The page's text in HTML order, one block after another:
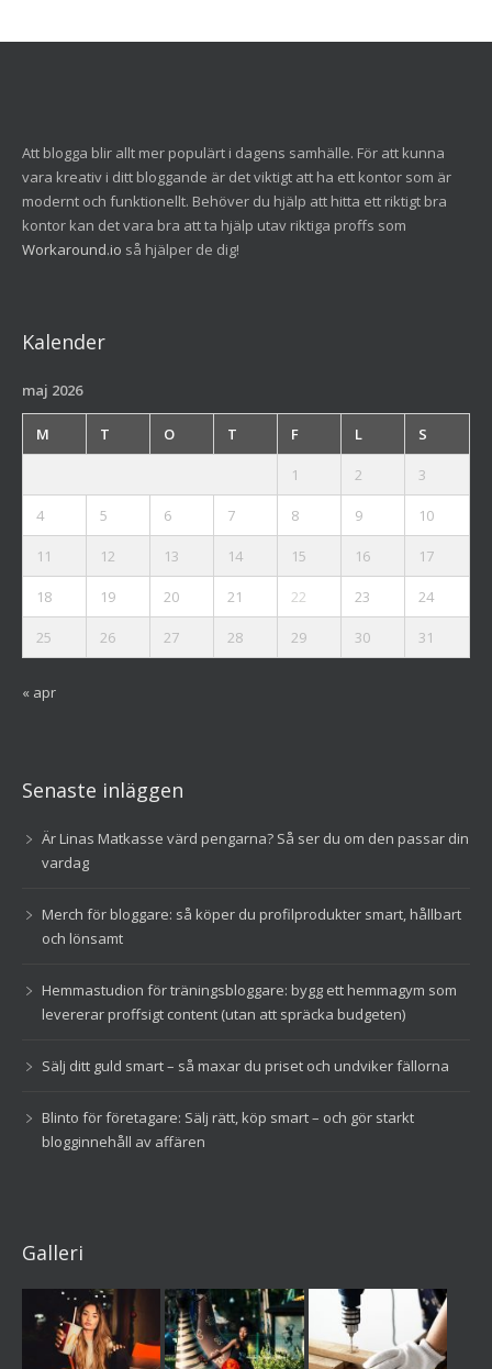
Att blogga blir allt mer populärt i dagens samhälle. För att kunna
vara kreativ i ditt bloggande är det viktigt att ha ett kontor som är
modernt och funktionellt. Behöver du hjälp att hitta ett riktigt bra
kontor kan det vara bra att ta hjälp utav riktiga proffs som
Workaround.io så hjälper de dig!
Kalender
maj 2026
M T O T F L S
1 2 3
4 5 6 7 8 9 10
11 12 13 14 15 16 17
18 19 20 21 22 23 24
25 26 27 28 29 30 31
« apr
Senaste inläggen
Är Linas Matkasse värd pengarna? Så ser du om den passar din
vardag
Merch för bloggare: så köper du profilprodukter smart, hållbart
och lönsamt
Hemmastudion för träningsbloggare: bygg ett hemmagym som
levererar proffsigt content (utan att spräcka budgeten)
Sälj ditt guld smart – så maxar du priset och undviker fällorna
Blinto för företagare: Sälj rätt, köp smart – och gör starkt
blogginnehåll av affären
Galleri